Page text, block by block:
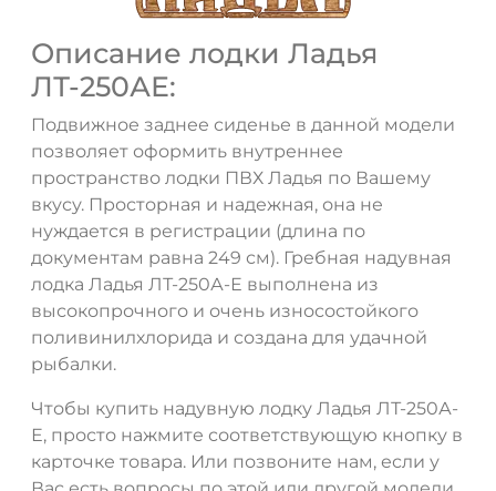
Описание лодки Ладья
ЛТ-250АЕ:
Подвижное заднее сиденье в данной модели
позволяет оформить внутреннее
пространство лодки ПВХ Ладья по Вашему
вкусу. Просторная и надежная, она не
нуждается в регистрации (длина по
документам равна 249 см). Гребная надувная
лодка Ладья ЛТ-250А-Е выполнена из
высокопрочного и очень износостойкого
поливинилхлорида и создана для удачной
рыбалки.
Чтобы купить надувную лодку Ладья ЛТ-250А-
Е, просто нажмите соответствующую кнопку в
карточке товара. Или позвоните нам, если у